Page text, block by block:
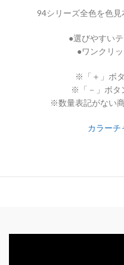
94シリーズ全色を色見
●選びやすい
●ワンクリ
※「＋」ボ
※「－」ボタ
※数量表記がない
カラーチ